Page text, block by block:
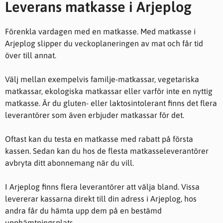
Leverans matkasse i Arjeplog
Förenkla vardagen med en matkasse. Med matkasse i
Arjeplog slipper du veckoplaneringen av mat och får tid
över till annat.
Välj mellan exempelvis familje-matkassar, vegetariska
matkassar, ekologiska matkassar eller varför inte en nyttig
matkasse. Är du gluten- eller laktosintolerant finns det flera
leverantörer som även erbjuder matkassar för det.
Oftast kan du testa en matkasse med rabatt på första
kassen. Sedan kan du hos de flesta matkasseleverantörer
avbryta ditt abonnemang när du vill.
I Arjeplog finns flera leverantörer att välja bland. Vissa
levererar kassarna direkt till din adress i Arjeplog, hos
andra får du hämta upp dem på en bestämd
funktionalitet
hemsidan.
Genom att dela
med dig av dina
intressen och ditt
beteende när du
surfar ökar du
anpassat innehåll
och erbjudanden.